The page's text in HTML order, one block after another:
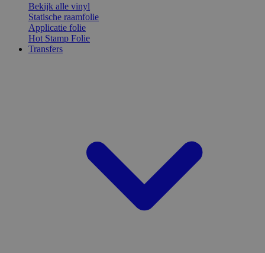
Bekijk alle vinyl
Statische raamfolie
Applicatie folie
Hot Stamp Folie
Transfers